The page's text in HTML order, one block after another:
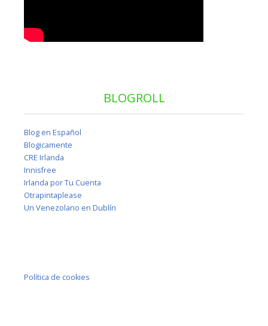
BLOGROLL
Blog en Español
Blogicamente
CRE Irlanda
Innisfree
Irlanda por Tu Cuenta
Otrapintaplease
Un Venezolano en Dublín
Política de cookies